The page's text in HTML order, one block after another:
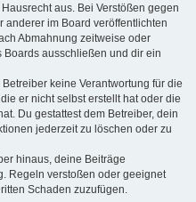
aus. Bei Verstößen gegen
im Board veröffentlichten
Abmahnung zeitweise oder
ausschließen und dir ein
keine Verantwortung für die
er nicht selbst erstellt hat oder die
Du gestattest dem Betreiber, dein
jederzeit zu löschen oder zu
hinaus, deine Beiträge
Regeln verstoßen oder geeignet
Schaden zuzufügen.